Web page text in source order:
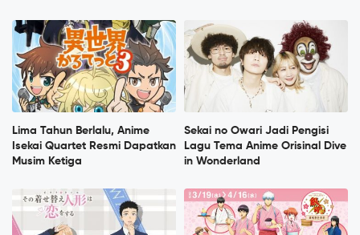
Lima Tahun Berlalu, Anime
Isekai Quartet Resmi Dapatkan
Musim Ketiga
Sekai no Owari Jadi Pengisi
Lagu Tema Anime Orisinal Dive
in Wonderland